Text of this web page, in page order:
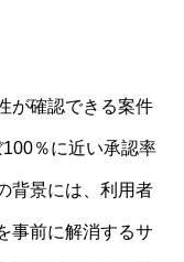
が確認できる案件
％に近い承認率
背景には、利用者
事前に解消するサ